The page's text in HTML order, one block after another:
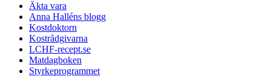
Äkta vara
Anna Halléns blogg
Kostdoktorn
Kostrådgivarna
LCHF-recept.se
Matdagboken
Styrkeprogrammet